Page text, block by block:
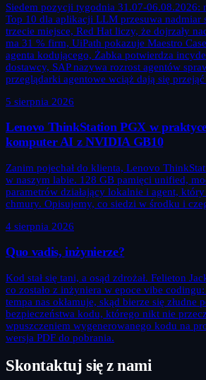
Siedem pozycji tygodnia 31.07-06.08.2026:
Top 10 dla aplikacji LLM przesuwa nadmiar
trzecie miejsce, Red Hat liczy, że dojrzały
ma 31 % firm, UiPath pokazuje Maestro
agenta kodującego, Żabka potwierdza
dostawcy, SAP nazywa rozrost agentów
przeglądarki agentowe wciąż dają się
5 sierpnia 2026
Lenovo ThinkStation PGX w
komputer AI z NVIDIA GB10
Zanim pojechał do klienta, Lenovo
w naszym labie. 128 GB pamięci unified,
parametrów działający lokalnie i agent,
chmury. Opisujemy, co siedzi w środku i
4 sierpnia 2026
Quo vadis, inżynierze?
Kod stał się tani, a osąd zdrożał. Felieton
co zostało z inżyniera w epoce vibe
tempa nas okłamuje, skąd bierze się złudne
bezpieczeństwa kodu, którego nikt nie
wpuszczeniem wygenerowanego kodu na
wersja PDF do pobrania.
Skontaktuj się z nami